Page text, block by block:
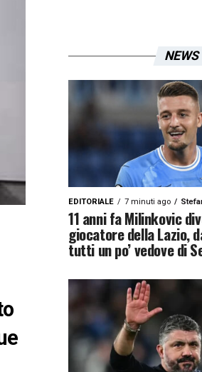
NEWS
EDITORIALE 7 minuti ago
11 anni fa Milinkovic
giocatore della Lazio,
tutti un po’ vedove di